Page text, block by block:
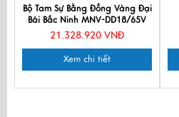
Bộ Tam Sự Bằng Đồng Vàng Đại
Bái Bắc Ninh MNV-DD18/65V
21.328.920 VNĐ
Xem chi tiết